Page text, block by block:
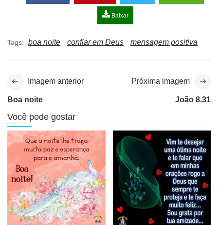
Baixar
Tags: boa noite confiar em Deus mensagem positiva
Imagem anterior
Boa noite
Próxima imagem
João 8.31
Você pode gostar